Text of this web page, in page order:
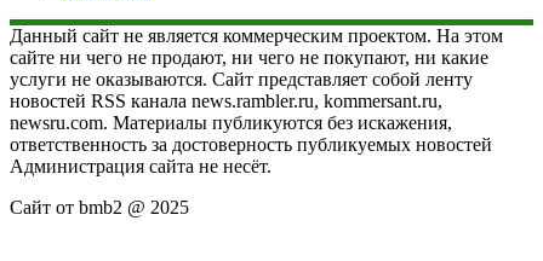
Данный сайт не является коммерческим проектом. На этом
сайте ни чего не продают, ни чего не покупают, ни какие
услуги не оказываются. Сайт представляет собой ленту
новостей RSS канала news.rambler.ru, kommersant.ru,
newsru.com. Материалы публикуются без искажения,
ответственность за достоверность публикуемых новостей
Администрация сайта не несёт.
Сайт от bmb2 @ 2025